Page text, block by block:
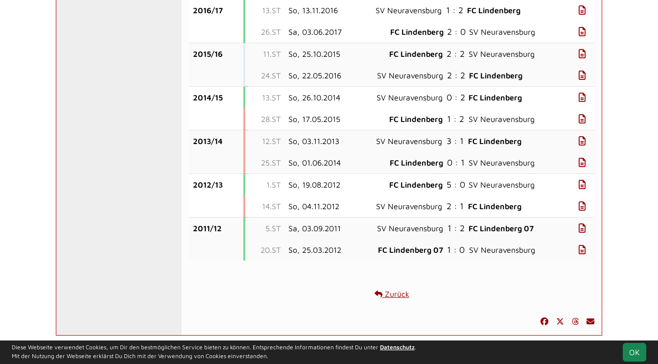
2016/17 13.ST So, 13.11.2016 SV Neuravensburg 1 : 2 FC Lindenberg
26.ST Sa, 03.06.2017 FC Lindenberg 2 : 0 SV Neuravensburg
2015/16 11.ST So, 25.10.2015 FC Lindenberg 2 : 2 SV Neuravensburg
24.ST So, 22.05.2016 SV Neuravensburg 2 : 2 FC Lindenberg
2014/15 13.ST So, 26.10.2014 SV Neuravensburg 0 : 2 FC Lindenberg
28.ST So, 17.05.2015 FC Lindenberg 1 : 2 SV Neuravensburg
2013/14 12.ST So, 03.11.2013 SV Neuravensburg 3 : 1 FC Lindenberg
25.ST So, 01.06.2014 FC Lindenberg 0 : 1 SV Neuravensburg
2012/13 1.ST So, 19.08.2012 FC Lindenberg 5 : 0 SV Neuravensburg
14.ST So, 04.11.2012 SV Neuravensburg 2 : 1 FC Lindenberg
2011/12 5.ST Sa, 03.09.2011 SV Neuravensburg 1 : 2 FC Lindenberg 07
20.ST So, 25.03.2012 FC Lindenberg 07 1 : 0 SV Neuravensburg
Zurück
soccero.de
© 2006 - 2026
Besucherstatistik
OK
Diese Webseite verwendet Cookies, um Dir den bestmöglichen Service bieten zu können. Entsprechende Informationen findest Du unter Datenschutz.
Mit der Nutzung der Webseite erklärst Du Dich mit der Verwendung von Cookies einverstanden.